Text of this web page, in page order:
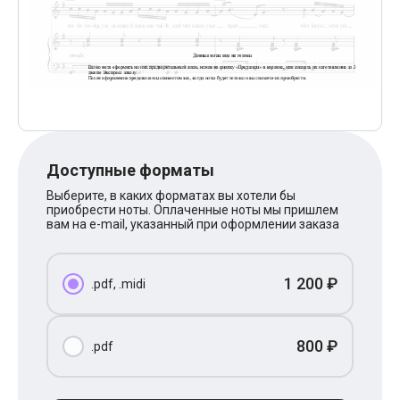
XOLIDAYBOY
Ваня Дмитриенко
Анна Герман
Полина Гагарина
HammAli
Billie Eilish
Макс Корж
Алена Швец
Руки Вверх
Тима Белорусских
Олег Газманов
Мария Чайковская
Доступные форматы
Выберите, в каких форматах вы хотели бы
приобрести ноты. Оплаченные ноты мы пришлем
вам на e-mail, указанный при оформлении заказа
.pdf, .midi 1 200 ₽
.pdf 800 ₽